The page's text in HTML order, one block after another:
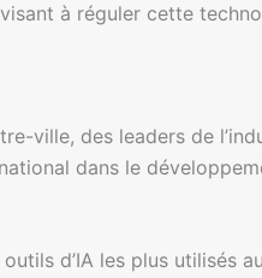
à réguler cette
ville, des leaders de
dans le
outils d’IA les plus utilisés